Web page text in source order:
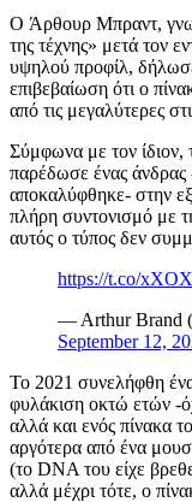
Ο Άρθουρ Μπραντ,
της τέχνης» μετά τον
υψηλού προφίλ,
επιβεβαίωση ότι ο
από τις μεγαλύτερες
Σύμφωνα με τον ίδιον,
παρέδωσε ένας άνδρας
αποκαλύφθηκε- στην
πλήρη συντονισμό με
αυτός ο τύπος δεν
https://t.co/
— Arthur Brand
September 12,
Το 2021 συνελήφθη
φυλάκιση οκτώ ετών -
αλλά και ενός πίνακα
αργότερα από ένα
(το DNA του είχε
αλλά μέχρι τότε, ο